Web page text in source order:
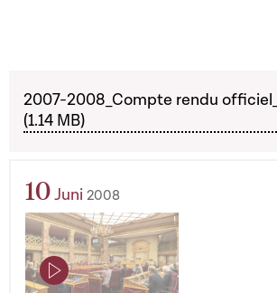
2007-2008_Compte rendu
(1.14 MB)
10Juni 2008